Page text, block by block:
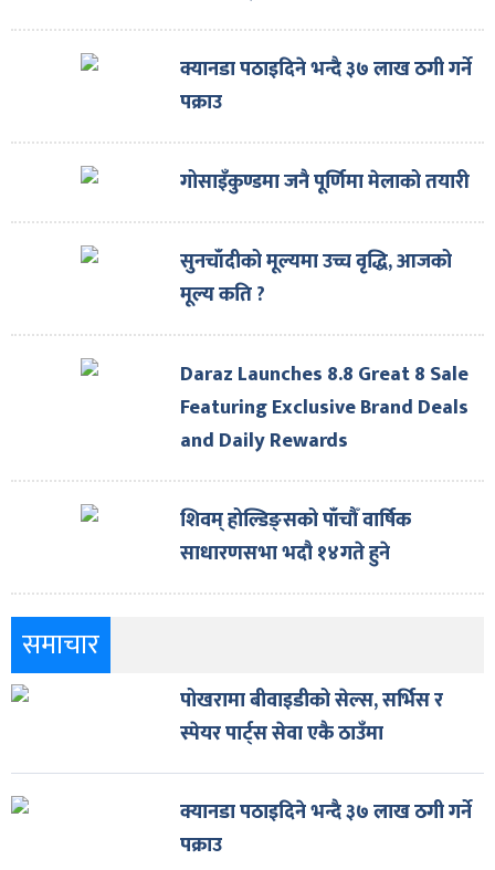
क्यानडा पठाइदिने भन्दै ३७ लाख ठगी गर्ने
पक्राउ
गोसाइँकुण्डमा जनै पूर्णिमा मेलाको तयारी
सुनचाँदीको मूल्यमा उच्च वृद्धि, आजको
मूल्य कति ?
Daraz Launches 8.8 Great 8 Sale
Featuring Exclusive Brand Deals
and Daily Rewards
शिवम् होल्डिङ्सको पाँचौँ वार्षिक
साधारणसभा भदौ १४गते हुने
समाचार
पोखरामा बीवाइडीको सेल्स, सर्भिस र
स्पेयर पार्ट्स सेवा एकै ठाउँमा
क्यानडा पठाइदिने भन्दै ३७ लाख ठगी गर्ने
पक्राउ